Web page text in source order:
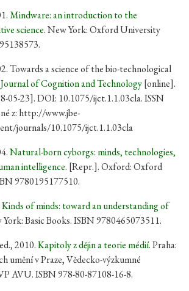
Mindware: an introduction to the
science. New York: Oxford University
Towards a science of the bio-technological
of Cognition and Technology[online].
05-23]. DOI: 10.1075/ijct.1.1.03cla. ISSN
z: http://www.jbe-
journals/10.1075/ijct.1.1.03cla
Natural-born cyborgs: minds, technologies,
intelligence. [Repr.]. Oxford: Oxford
9780195177510.
Kinds of minds: toward an understanding of
York: Basic Books. ISBN 9780465073511.
2010.Kapitoly z dějin a teorie médií. Praha:
umění v Praze, Vědecko-výzkumné
AVU. ISBN 978-80-87108-16-8.